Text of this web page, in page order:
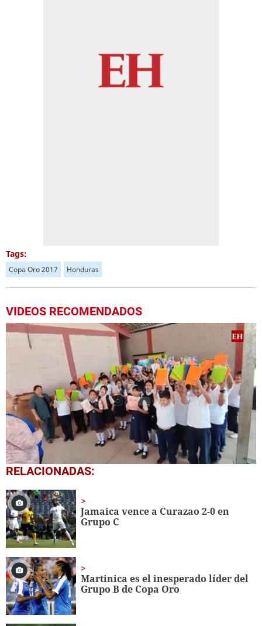
Tags:
Copa Oro 2017 Honduras
VIDEOS RECOMENDADOS
0
seconds
1
minute,
56
seconds
RELACIONADAS:
Jamaica vence a Curazao 2-0 en
Grupo C
Martinica es el inesperado líder del
Grupo B de Copa Oro